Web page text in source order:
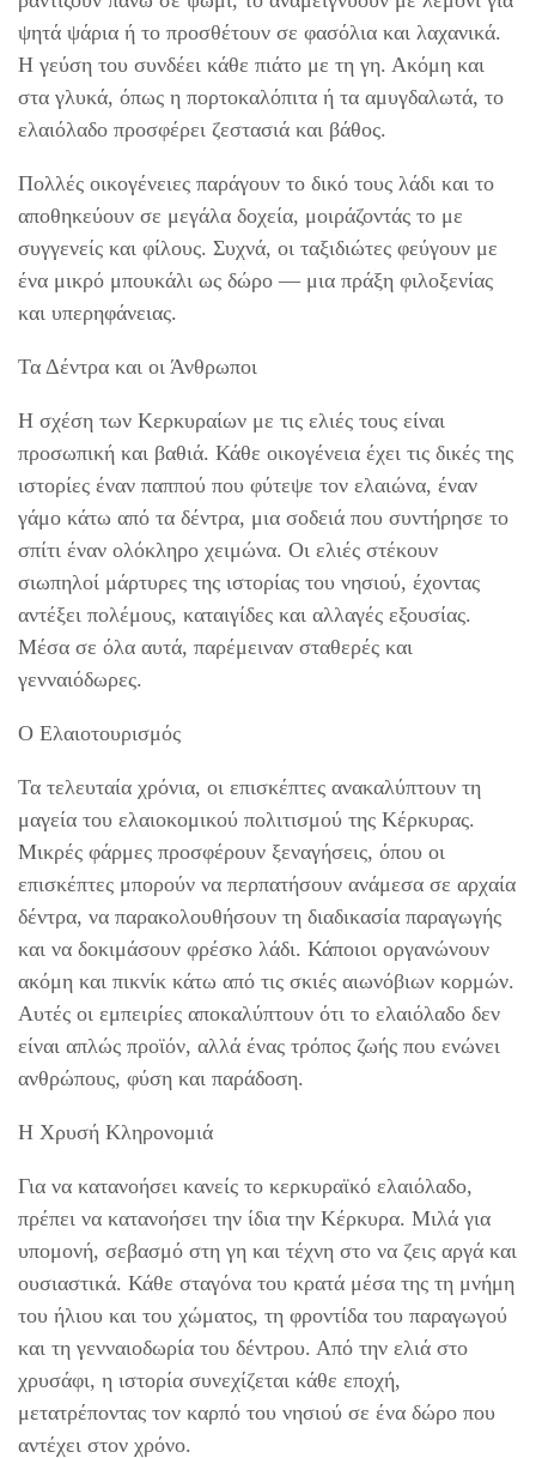
ψητά ψάρια ή το προσθέτουν σε φασόλια και λαχανικά.
Η γεύση του συνδέει κάθε πιάτο με τη γη. Ακόμη και
στα γλυκά, όπως η πορτοκαλόπιτα ή τα αμυγδαλωτά, το
ελαιόλαδο προσφέρει ζεστασιά και βάθος.
Πολλές οικογένειες παράγουν το δικό τους λάδι και το
αποθηκεύουν σε μεγάλα δοχεία, μοιράζοντάς το με
συγγενείς και φίλους. Συχνά, οι ταξιδιώτες φεύγουν με
ένα μικρό μπουκάλι ως δώρο — μια πράξη φιλοξενίας
και υπερηφάνειας.
Τα Δέντρα και οι Άνθρωποι
Η σχέση των Κερκυραίων με τις ελιές τους είναι
προσωπική και βαθιά. Κάθε οικογένεια έχει τις δικές της
ιστορίες έναν παππού που φύτεψε τον ελαιώνα, έναν
γάμο κάτω από τα δέντρα, μια σοδειά που συντήρησε το
σπίτι έναν ολόκληρο χειμώνα. Οι ελιές στέκουν
σιωπηλοί μάρτυρες της ιστορίας του νησιού, έχοντας
αντέξει πολέμους, καταιγίδες και αλλαγές εξουσίας.
Μέσα σε όλα αυτά, παρέμειναν σταθερές και
γενναιόδωρες.
Ο Ελαιοτουρισμός
Τα τελευταία χρόνια, οι επισκέπτες ανακαλύπτουν τη
μαγεία του ελαιοκομικού πολιτισμού της Κέρκυρας.
Μικρές φάρμες προσφέρουν ξεναγήσεις, όπου οι
επισκέπτες μπορούν να περπατήσουν ανάμεσα σε αρχαία
δέντρα, να παρακολουθήσουν τη διαδικασία παραγωγής
και να δοκιμάσουν φρέσκο λάδι. Κάποιοι οργανώνουν
ακόμη και πικνίκ κάτω από τις σκιές αιωνόβιων κορμών.
Αυτές οι εμπειρίες αποκαλύπτουν ότι το ελαιόλαδο δεν
είναι απλώς προϊόν, αλλά ένας τρόπος ζωής που ενώνει
ανθρώπους, φύση και παράδοση.
Η Χρυσή Κληρονομιά
Για να κατανοήσει κανείς το κερκυραϊκό ελαιόλαδο,
πρέπει να κατανοήσει την ίδια την Κέρκυρα. Μιλά για
υπομονή, σεβασμό στη γη και τέχνη στο να ζεις αργά και
ουσιαστικά. Κάθε σταγόνα του κρατά μέσα της τη μνήμη
του ήλιου και του χώματος, τη φροντίδα του παραγωγού
και τη γενναιοδωρία του δέντρου. Από την ελιά στο
χρυσάφι, η ιστορία συνεχίζεται κάθε εποχή,
μετατρέποντας τον καρπό του νησιού σε ένα δώρο που
αντέχει στον χρόνο.